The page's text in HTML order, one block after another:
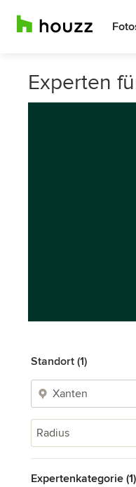
Experten
Standort (1)
Radius
Expertenkategorie (1)